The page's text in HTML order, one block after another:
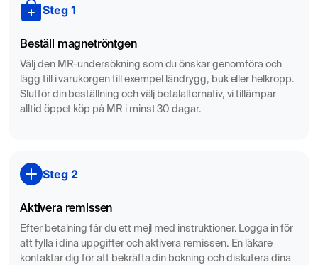
Misstanke om benhinneinflammation eller
Svullnad, blödning eller vätskeansamling efter
trauma
Domningar, stickningar eller symtom på
nervpåverkan
Misstänkta stressfrakturer i tibia eller fibula
MR används ofta vid misstanke om följande tillstånd
Stressfrakturer – små sprickor i skelettet som ofta
orsakas av överbelastning
Benhinneinflammation (medialt tibiasyndrom)
Steg 1
Beställ magnetröntgen
Välj den MR-undersökning som du önskar genomföra och
lägg till i varukorgen till exempel ländrygg, buk eller helkropp.
Slutför din beställning och välj betalalternativ, vi tillämpar
alltid öppet köp på MR i minst 30 dagar.
Steg 2
Aktivera remissen
Efter betalning får du ett mejl med instruktioner. Logga in för
att fylla i dina uppgifter och aktivera remissen. En läkare
kontaktar dig för att bekräfta din bokning och diskutera dina